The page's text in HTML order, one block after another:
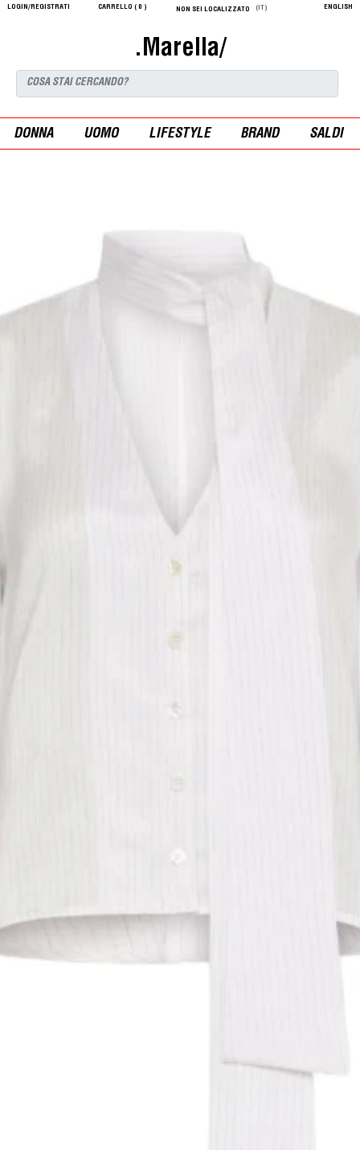
LOGIN/REGISTRATI CARRELLO ( 0 ) NON SEI LOCALIZZATO (IT) ENGLISH
.Marella/
DONNA UOMO LIFESTYLE BRAND SALDI